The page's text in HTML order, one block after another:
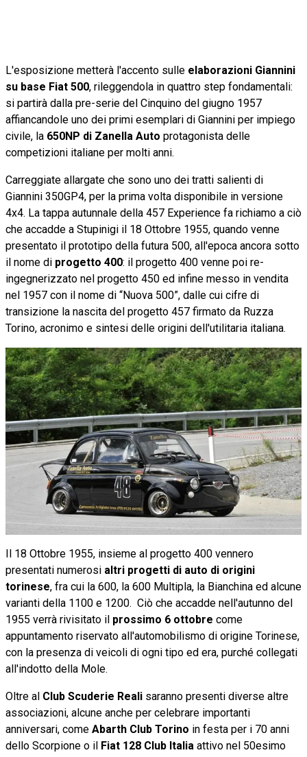
L'esposizione metterà l'accento sulle elaborazioni Giannini
su base Fiat 500, rileggendola in quattro step fondamentali:
si partirà dalla pre-serie del Cinquino del giugno 1957
affiancandole uno dei primi esemplari di Giannini per impiego
civile, la 650NP di Zanella Auto protagonista delle
competizioni italiane per molti anni.
Carreggiate allargate che sono uno dei tratti salienti di
Giannini 350GP4, per la prima volta disponibile in versione
4x4. La tappa autunnale della 457 Experience fa richiamo a ciò
che accadde a Stupinigi il 18 Ottobre 1955, quando venne
presentato il prototipo della futura 500, all'epoca ancora sotto
il nome di progetto 400: il progetto 400 venne poi re-
ingegnerizzato nel progetto 450 ed infine messo in vendita
nel 1957 con il nome di “Nuova 500”, dalle cui cifre di
transizione la nascita del progetto 457 firmato da Ruzza
Torino, acronimo e sintesi delle origini dell'utilitaria italiana.
Il 18 Ottobre 1955, insieme al progetto 400 vennero
presentati numerosi altri progetti di auto di origini
torinese, fra cui la 600, la 600 Multipla, la Bianchina ed alcune
varianti della 1100 e 1200. Ciò che accadde nell'autunno del
1955 verrà rivisitato il prossimo 6 ottobre come
appuntamento riservato all'automobilismo di origine Torinese,
con la presenza di veicoli di ogni tipo ed era, purché collegati
all'indotto della Mole.
Oltre al Club Scuderie Reali saranno presenti diverse altre
associazioni, alcune anche per celebrare importanti
anniversari, come Abarth Club Torino in festa per i 70 anni
dello Scorpione o il Fiat 128 Club Italia attivo nel 50esimo